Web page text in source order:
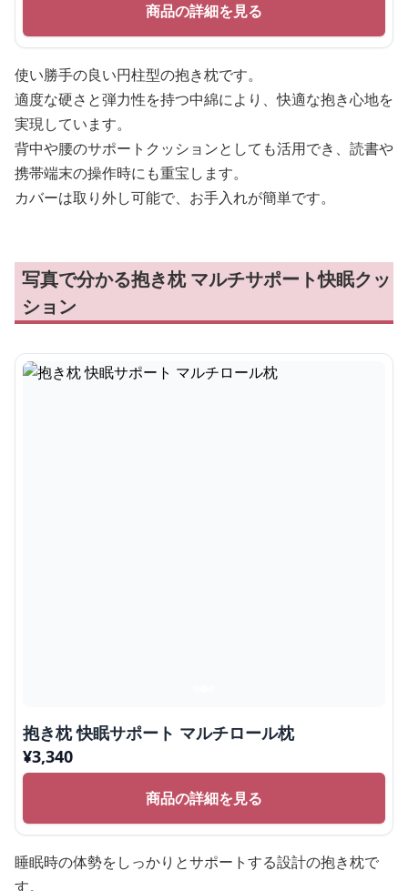
商品の詳細を見る
使い勝手の良い円柱型の抱き枕です。
適度な硬さと弾力性を持つ中綿により、快適な抱き心地を
実現しています。
背中や腰のサポートクッションとしても活用でき、読書や
携帯端末の操作時にも重宝します。
カバーは取り外し可能で、お手入れが簡単です。
写真で分かる抱き枕 マルチサポート快眠クッ
ション
抱き枕 快眠サポート マルチロール枕
¥3,340
商品の詳細を見る
睡眠時の体勢をしっかりとサポートする設計の抱き枕で
す。